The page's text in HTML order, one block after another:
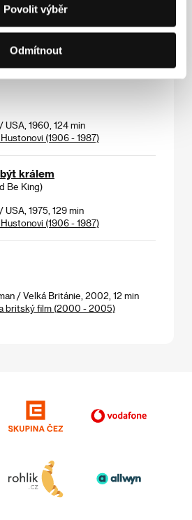
Povolit výběr
Odmítnout
USA, 1960, 124 min
(1906 - 1987)
králem
Be King)
1975, 129 min
(1906 - 1987)
/ Velká Británie, 2002, 12 min
britský film (2000 - 2005)